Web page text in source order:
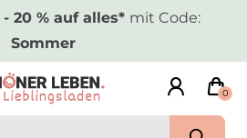
- 20 % auf alles* mit Code:
Sommer
0